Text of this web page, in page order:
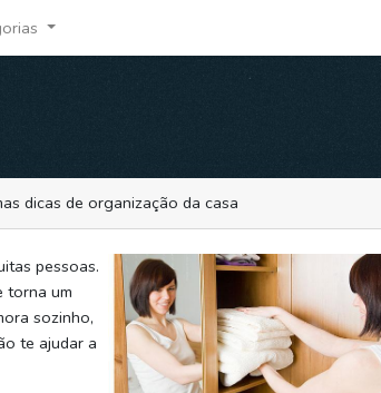
dicas de organização da casa
pessoas.
torna um
sozinho,
te ajudar a